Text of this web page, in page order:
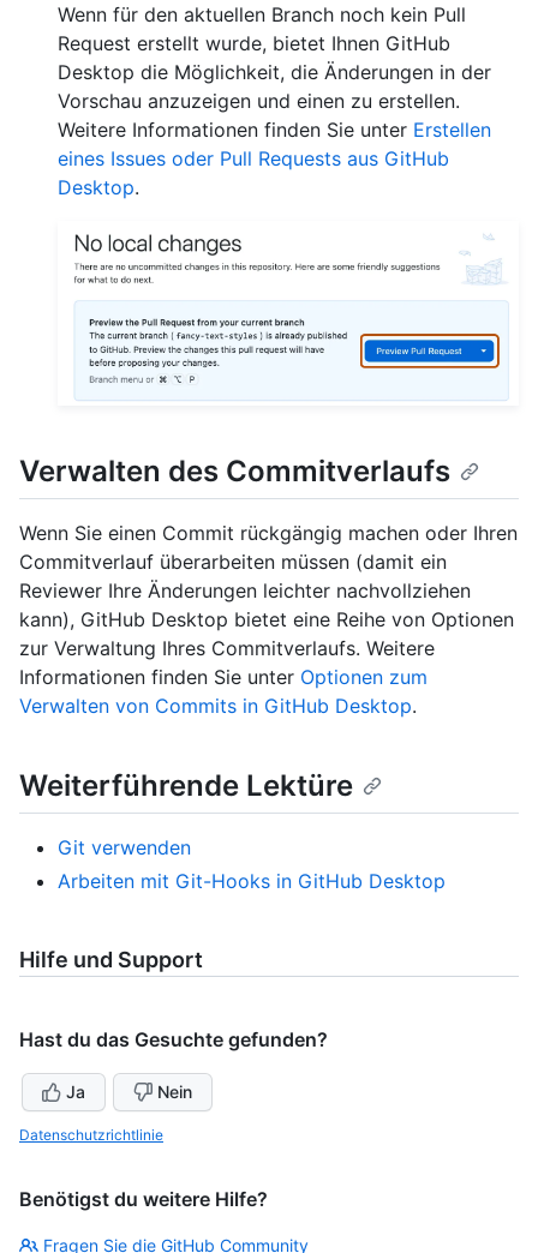
Wenn für den aktuellen Branch noch kein Pull
Request erstellt wurde, bietet Ihnen GitHub
Desktop die Möglichkeit, die Änderungen in der
Vorschau anzuzeigen und einen zu erstellen.
Weitere Informationen finden Sie unter Erstellen
eines Issues oder Pull Requests aus GitHub
Desktop.
Verwalten des Commitverlaufs
Wenn Sie einen Commit rückgängig machen oder Ihren
Commitverlauf überarbeiten müssen (damit ein
Reviewer Ihre Änderungen leichter nachvollziehen
kann), GitHub Desktop bietet eine Reihe von Optionen
zur Verwaltung Ihres Commitverlaufs. Weitere
Informationen finden Sie unter Optionen zum
Verwalten von Commits in GitHub Desktop.
Weiterführende Lektüre
Git verwenden
Arbeiten mit Git-Hooks in GitHub Desktop
Hilfe und Support
Hast du das Gesuchte gefunden?
Ja Nein
Datenschutzrichtlinie
Benötigst du weitere Hilfe?
Fragen Sie die GitHub Community